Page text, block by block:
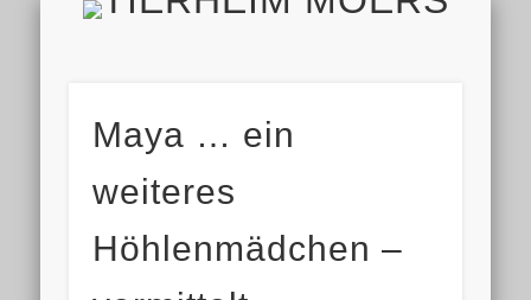
HOME
AKTUELL
ALLE TIERE
HELFEN
TIERHEIM & VEREIN
VIELEN DANK!
IMPRESSUM & DATENSCHUTZ
FINDEFIX
Maya … ein
weiteres
Höhlenmädchen –